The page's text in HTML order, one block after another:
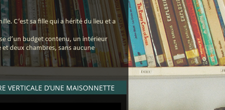
C’est sa fille qui a hérité du lieu et a
d’un budget contenu, un intérieur
deux chambres, sans aucune
VERTICALE D’UNE MAISONNETTE